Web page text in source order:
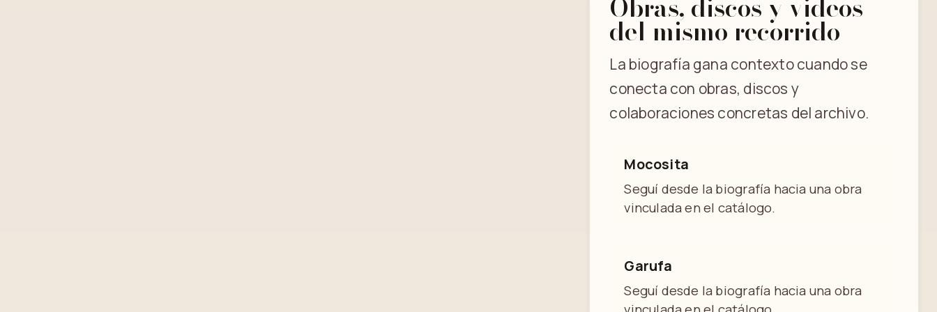
Obras, discos y videos
del mismo recorrido
La biografía gana contexto cuando se
conecta con obras, discos y
colaboraciones concretas del archivo.
Mocosita
Seguí desde la biografía hacia una obra
vinculada en el catálogo.
Garufa
Seguí desde la biografía hacia una obra